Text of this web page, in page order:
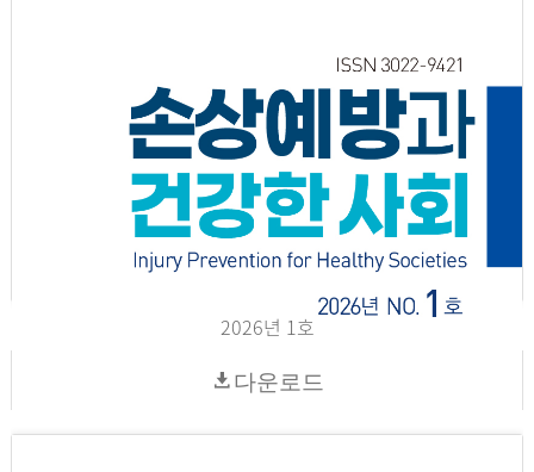
2026년 1호
다운로드